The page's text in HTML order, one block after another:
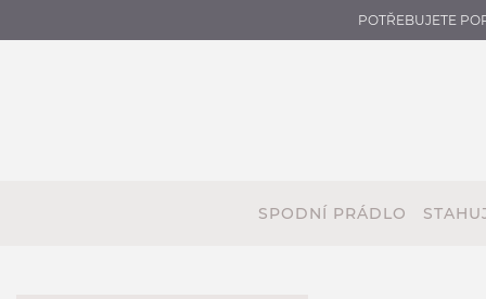
POTŘEBUJETE
SPODNÍ PRÁDLO